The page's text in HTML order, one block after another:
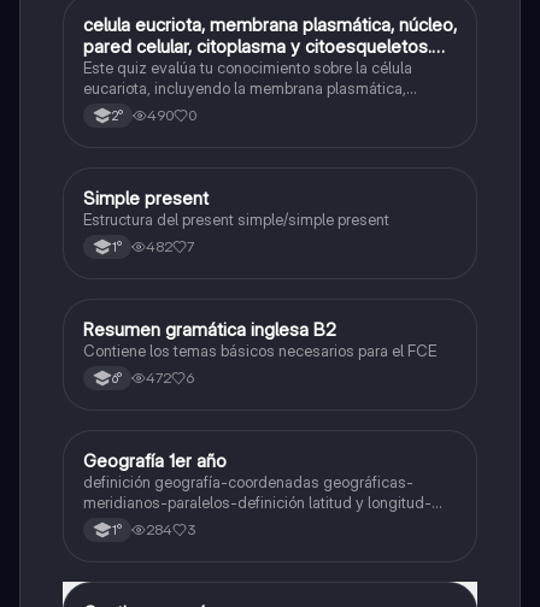
CBiología
celula eucriota, membrana plasmática, núcleo,
pared celular, citoplasma y citoesqueletos.
nombre se las partes de la celula eucariota
Este quiz evalúa tu conocimiento sobre la célula
eucariota, incluyendo la membrana plasmática,
núcleo, pared celular, citoplasma y citoesqueleto.
2° 490 0
Inglés
Simple present
Estructura del present simple/simple present
1° 482 7
Inglés
Resumen gramática inglesa B2
Contiene los temas básicos necesarios para el FCE
6° 472 6
Geografía
Geografía 1er año
definición geografía-coordenadas geográficas-
meridianos-paralelos-definición latitud y longitud-
elementos del mapa-definición mapa-localización
relativa y absoluta
1° 284 3